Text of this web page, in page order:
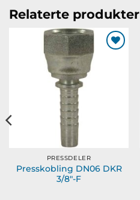
Relaterte produkter
Legg til
ønskeliste
PRESSDELER
Presskobling DN06 DKR
3/8″-F